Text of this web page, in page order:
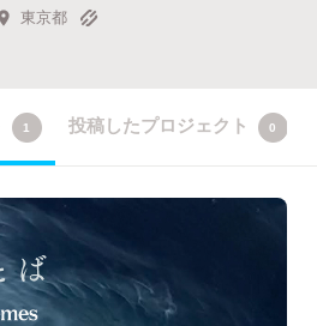
東京都
1 投稿したプロジェクト 0